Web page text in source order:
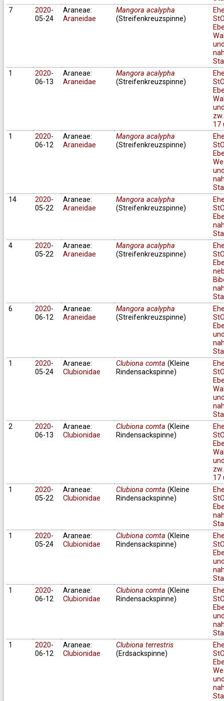
7
2020-
05-24
Araneae:
Araneidae
Mangora acalypha
(Streifenkreuzspinne)
1
2020-
06-13
Araneae:
Araneidae
Mangora acalypha
(Streifenkreuzspinne)
17
1
2020-
06-12
Araneae:
Araneidae
Mangora acalypha
(Streifenkreuzspinne)
14
2020-
05-22
Araneae:
Araneidae
Mangora acalypha
(Streifenkreuzspinne)
4
2020-
05-22
Araneae:
Araneidae
Mangora acalypha
(Streifenkreuzspinne)
6
2020-
06-12
Araneae:
Araneidae
Mangora acalypha
(Streifenkreuzspinne)
1
2020-
05-24
Araneae:
Clubionidae
Clubiona comta (Kleine
Rindensackspinne)
2
2020-
06-13
Araneae:
Clubionidae
Clubiona comta (Kleine
Rindensackspinne)
17
1
2020-
05-22
Araneae:
Clubionidae
Clubiona comta (Kleine
Rindensackspinne)
1
2020-
05-24
Araneae:
Clubionidae
Clubiona comta (Kleine
Rindensackspinne)
1
2020-
06-12
Araneae:
Clubionidae
Clubiona comta (Kleine
Rindensackspinne)
1
2020-
06-12
Araneae:
Clubionidae
Clubiona terrestris
(Erdsackspinne)